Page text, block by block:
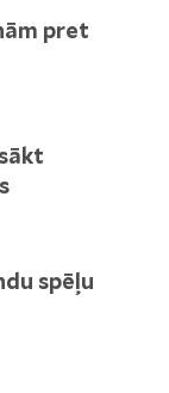
pret
spēļu